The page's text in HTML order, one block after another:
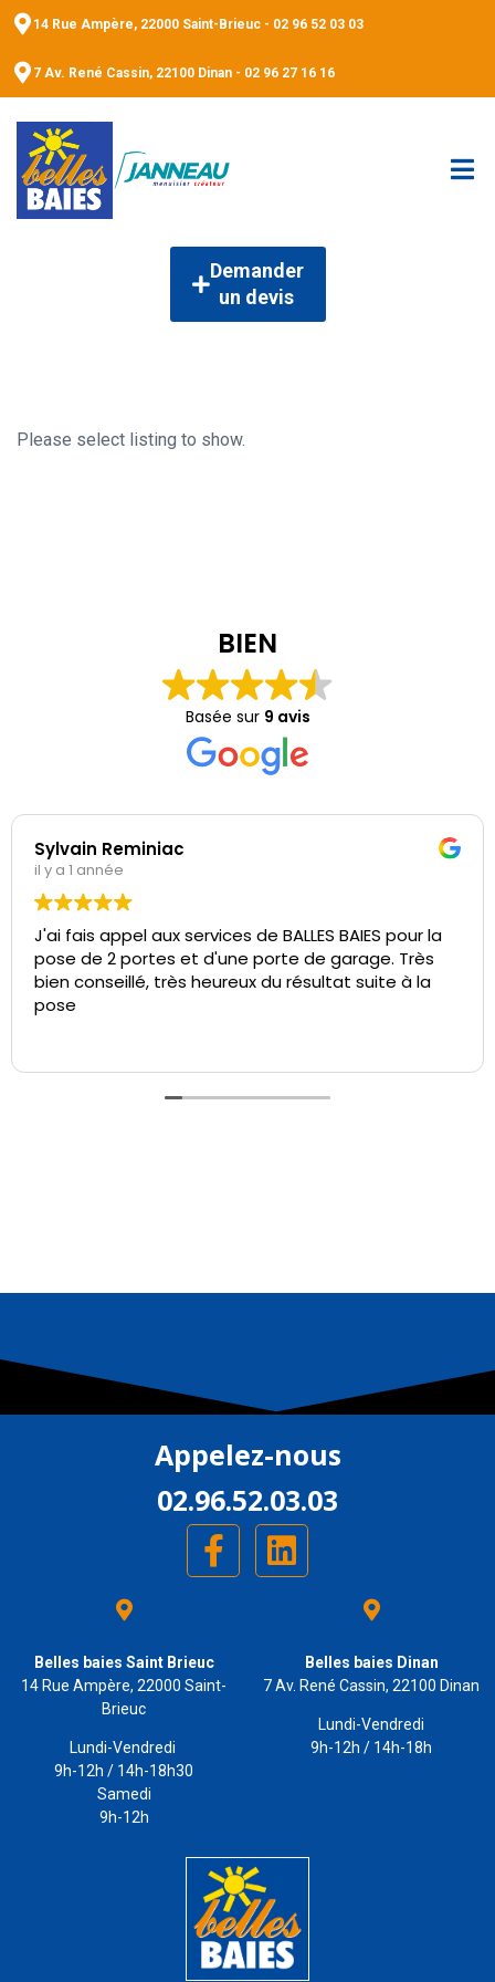
14 Rue Ampère, 22000 Saint-Brieuc - 02 96 52 03 03
7 Av. René Cassin, 22100 Dinan - 02 96 27 16 16
Demander
un devis
Please select listing to show.
BIEN
Basée sur 9 avis
Sylvain Reminiac
il y a 1 année
J'ai fais appel aux services de BALLES BAIES pour la
pose de 2 portes et d'une porte de garage. Très
bien conseillé, très heureux du résultat suite à la
pose
Belles baies Saint Brieuc
14 Rue Ampère, 22000 Saint-
Brieuc
Lundi-Vendredi
9h-12h / 14h-18h30
Samedi
9h-12h
Appelez-nous
02.96.52.03.03
Belles baies Dinan
7 Av. René Cassin, 22100 Dinan
Lundi-Vendredi
9h-12h / 14h-18h